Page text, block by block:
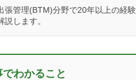
張管理(BTM)分野で20年以上の経
説します。
わかること